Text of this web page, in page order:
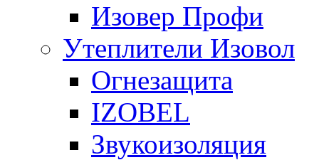
Изовер Профи
Утеплители Изовол
Огнезащита
IZOBEL
Звукоизоляция